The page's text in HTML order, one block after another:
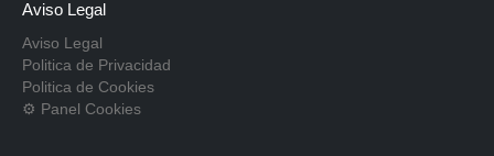
Aviso Legal
Aviso Legal
Politica de Privacidad
Politica de Cookies
⚙ Panel Cookies